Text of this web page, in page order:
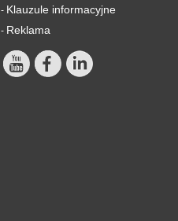
- Klauzule informacyjne
- Reklama